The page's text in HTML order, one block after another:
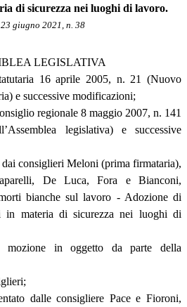
di sicurezza nei luoghi di lavoro.
23 giugno 2021, n. 38
LEGISLATIVA
16 aprile 2005, n. 21 (Nuovo
e successive modificazioni;
regionale 8 maggio 2007, n. 141
legislativa) e successive
consiglieri Meloni (prima firmataria),
De Luca, Fora e Bianconi,
bianche sul lavoro - Adozione di
in materia di sicurezza nei luoghi di
mozione in oggetto da parte della
dalle consigliere Pace e Fioroni,